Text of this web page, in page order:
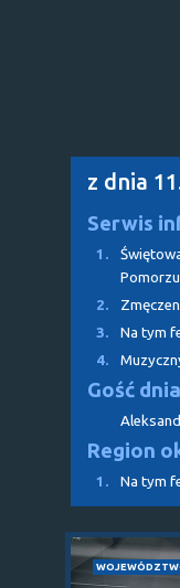
z dnia
Serwis
1.
Pomorzu
2.
3.
Na tym
4.
Gość dnia
Region
1. Na tym